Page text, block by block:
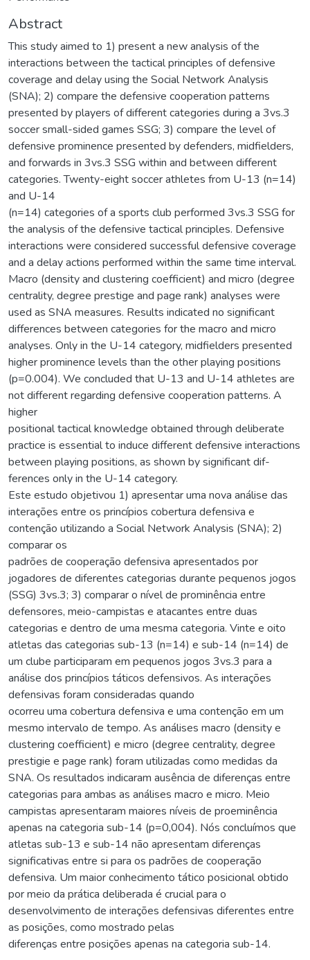
Abstract
This study aimed to 1) present a new analysis of the
interactions between the tactical principles of defensive
coverage and delay using the Social Network Analysis
(SNA); 2) compare the defensive cooperation patterns
presented by players of different categories during a 3vs.3
soccer small-sided games SSG; 3) compare the level of
defensive prominence presented by defenders, midfielders,
and forwards in 3vs.3 SSG within and between different
categories. Twenty-eight soccer athletes from U-13 (n=14)
and U-14
(n=14) categories of a sports club performed 3vs.3 SSG for
the analysis of the defensive tactical principles. Defensive
interactions were considered successful defensive coverage
and a delay actions performed within the same time interval.
Macro (density and clustering coefficient) and micro (degree
centrality, degree prestige and page rank) analyses were
used as SNA measures. Results indicated no significant
differences between categories for the macro and micro
analyses. Only in the U-14 category, midfielders presented
higher prominence levels than the other playing positions
(p=0.004). We concluded that U-13 and U-14 athletes are
not different regarding defensive cooperation patterns. A
higher
positional tactical knowledge obtained through deliberate
practice is essential to induce different defensive interactions
between playing positions, as shown by significant dif-
ferences only in the U-14 category.
Este estudo objetivou 1) apresentar uma nova análise das
interações entre os princípios cobertura defensiva e
contenção utilizando a Social Network Analysis (SNA); 2)
comparar os
padrões de cooperação defensiva apresentados por
jogadores de diferentes categorias durante pequenos jogos
(SSG) 3vs.3; 3) comparar o nível de prominência entre
defensores, meio-campistas e atacantes entre duas
categorias e dentro de uma mesma categoria. Vinte e oito
atletas das categorias sub-13 (n=14) e sub-14 (n=14) de
um clube participaram em pequenos jogos 3vs.3 para a
análise dos princípios táticos defensivos. As interações
defensivas foram consideradas quando
ocorreu uma cobertura defensiva e uma contenção em um
mesmo intervalo de tempo. As análises macro (density e
clustering coefficient) e micro (degree centrality, degree
prestigie e page rank) foram utilizadas como medidas da
SNA. Os resultados indicaram ausência de diferenças entre
categorias para ambas as análises macro e micro. Meio
campistas apresentaram maiores níveis de proeminência
apenas na categoria sub-14 (p=0,004). Nós concluímos que
atletas sub-13 e sub-14 não apresentam diferenças
significativas entre si para os padrões de cooperação
defensiva. Um maior conhecimento tático posicional obtido
por meio da prática deliberada é crucial para o
desenvolvimento de interações defensivas diferentes entre
as posições, como mostrado pelas
diferenças entre posições apenas na categoria sub-14.